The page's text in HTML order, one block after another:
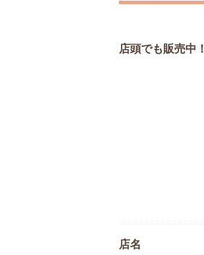
店頭でも販売中！
店名